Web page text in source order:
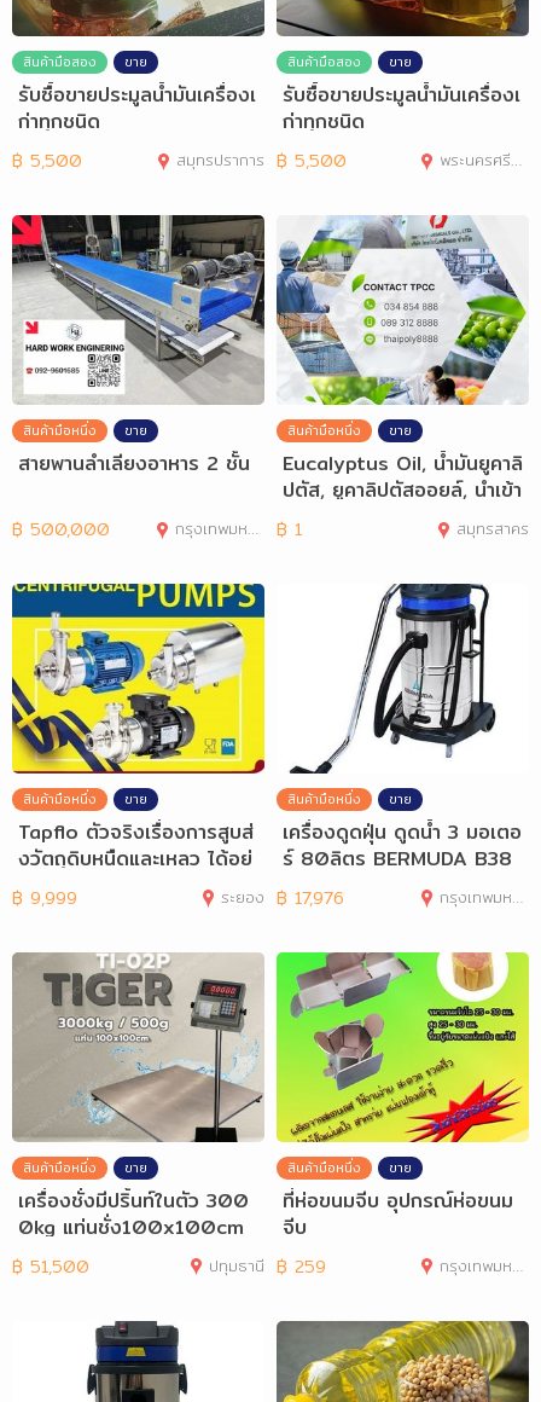
สินค้ามือสอง ขาย
รับซื้อขายประมูลน้ำมันเครื่องเ
ก่าทุกชนิด
฿ 5,500 สมุทรปราการ
สินค้ามือสอง ขาย
รับซื้อขายประมูลน้ำมันเครื่องเ
ก่าทุกชนิด
฿ 5,500 พระนครศรีอยุธยา
สินค้ามือหนึ่ง ขาย
สายพานลำเลียงอาหาร 2 ชั้น
฿ 500,000 กรุงเทพมหานคร
สินค้ามือหนึ่ง ขาย
Eucalyptus Oil, น้ำมันยูคาลิ
ปตัส, ยูคาลิปตัสออยล์, นำเข้า
น้ำ
฿ 1 สมุทรสาคร
สินค้ามือหนึ่ง ขาย
Tapflo ตัวจริงเรื่องการสูบส่
งวัตถุดิบหนืดและเหลว ได้อย่
างมีค
฿ 9,999 ระยอง
สินค้ามือหนึ่ง ขาย
เครื่องดูดฝุ่น ดูดน้ำ 3 มอเตอ
ร์ 80ลิตร BERMUDA B38
0
฿ 17,976 กรุงเทพมหานคร
สินค้ามือหนึ่ง ขาย
เครื่องชั่งมีปริ้นท์ในตัว 300
0kg แท่นชั่ง100x100cm
TI-02P
฿ 51,500 ปทุมธานี
สินค้ามือหนึ่ง ขาย
ที่ห่อขนมจีบ อุปกรณ์ห่อขนม
จีบ
฿ 259 กรุงเทพมหานคร